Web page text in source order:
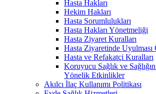
Hasta Hakları
Hekim Hakları
Hasta Sorumlulukları
Hasta Hakları Yönetmeliği
Hasta Ziyaret Kuralları
Hasta Ziyaretinde
Hasta ve Refakatçi Kuralları
Koruyucu Sağlık ve
Yönelik Etkinlikler
Akılcı İlaç Kullanımı Politikası